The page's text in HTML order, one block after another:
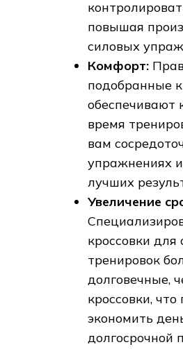
повышая
силовых
Комфорт:
подобранные
обеспечивают
время
вам
упражнениях
лучших
Увеличение
кроссовки для
тренировок
долговечные,
кроссовки,
экономить
долгосрочной